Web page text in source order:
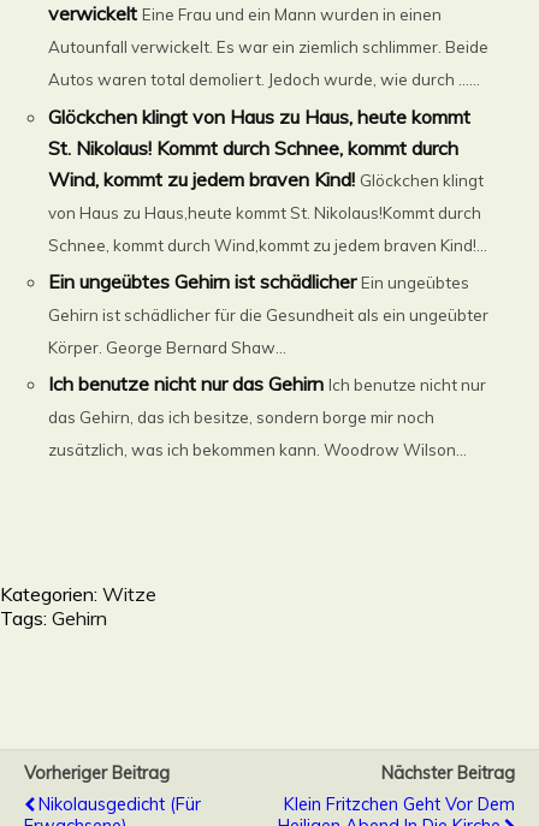
verwickelt Eine Frau und ein Mann wurden in einen
Autounfall verwickelt. Es war ein ziemlich schlimmer. Beide
Autos waren total demoliert. Jedoch wurde, wie durch ......
Glöckchen klingt von Haus zu Haus, heute kommt
St. Nikolaus! Kommt durch Schnee, kommt durch
Wind, kommt zu jedem braven Kind! Glöckchen klingt
von Haus zu Haus,heute kommt St. Nikolaus!Kommt durch
Schnee, kommt durch Wind,kommt zu jedem braven Kind!...
Ein ungeübtes Gehirn ist schädlicher Ein ungeübtes
Gehirn ist schädlicher für die Gesundheit als ein ungeübter
Körper. George Bernard Shaw...
Ich benutze nicht nur das Gehirn Ich benutze nicht nur
das Gehirn, das ich besitze, sondern borge mir noch
zusätzlich, was ich bekommen kann. Woodrow Wilson...
Kategorien: Witze
Tags: Gehirn
Vorheriger Beitrag
Nikolausgedicht (für
Nächster Beitrag
Klein Fritzchen Geht Vor Dem